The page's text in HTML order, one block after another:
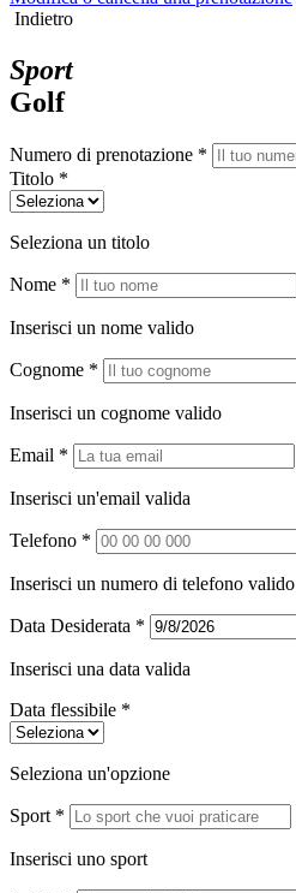
Indietro
Sport
Golf
Numero di prenotazione *
Titolo *
Seleziona un titolo
Nome *
Inserisci un nome valido
Cognome *
Inserisci un cognome valido
Email *
Inserisci un'email valida
Telefono *
Inserisci un numero di telefono valido
Data Desiderata *
Inserisci una data valida
Data flessibile *
Seleziona un'opzione
Sport *
Inserisci uno sport